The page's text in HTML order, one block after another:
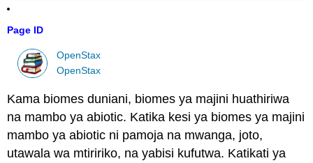
Page ID
OpenStax
OpenStax
Kama biomes duniani, biomes ya majini huathiriwa
na mambo ya abiotic. Katika kesi ya biomes ya majini
mambo ya abiotic ni pamoja na mwanga, joto,
utawala wa mtiririko, na yabisi kufutwa. Katikati ya